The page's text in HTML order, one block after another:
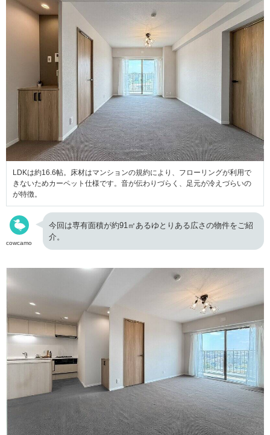
LDKは約16.6帖。床材はマンションの規約により、フローリングが利用で
きないためカーペット仕様です。音が伝わりづらく、足元が冷えづらいの
が特徴。
cowcamo
今回は専有面積が約91㎡あるゆとりある広さの物件をご紹
介。